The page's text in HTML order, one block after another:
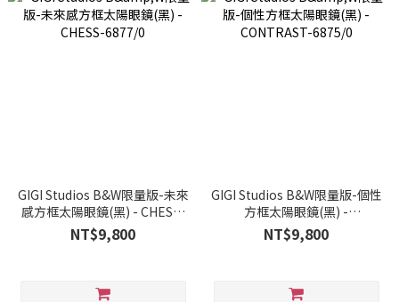
GIGI Studios B&W限量版-未來
感方框太陽眼鏡(黑) - CHESS-
6877/0
NT$9,800
GIGI Studios B&W限量版-個性
方框太陽眼鏡(黑) -
CONTRAST-6875/0
NT$9,800